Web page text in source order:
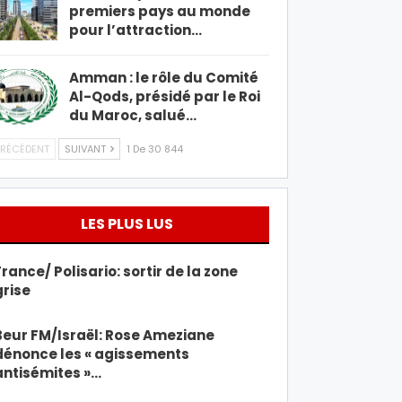
premiers pays au monde
pour l’attraction…
Amman : le rôle du Comité
Al-Qods, présidé par le Roi
du Maroc, salué…
SUIVANT 1 De 30 844
LES PLUS LUS
Polisario: sortir de la zone
FM/Israël: Rose Ameziane
les « agissements
»…